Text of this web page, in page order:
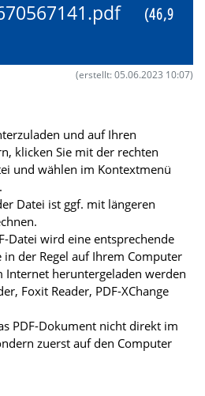
(46,9
(erstellt: 05.06.2023 10:07)
und auf Ihren
klicken Sie mit der rechten
und wählen im Kontextmenü
Datei ist ggf. mit längeren
Datei wird eine entsprechende
der Regel auf Ihrem Computer
heruntergeladen werden
Foxit Reader, PDF-XChange
PDF-Dokument nicht direkt im
zuerst auf den Computer